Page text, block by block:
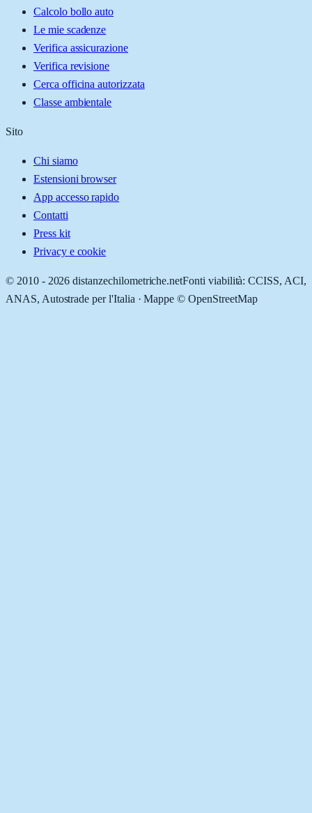
Calcolo bollo auto
Le mie scadenze
Verifica assicurazione
Verifica revisione
Cerca officina autorizzata
Classe ambientale
Sito
Chi siamo
Estensioni browser
App accesso rapido
Contatti
Press kit
Privacy e cookie
© 2010 - 2026 distanzechilometriche.netFonti viabilità: CCISS, ACI,
ANAS, Autostrade per l'Italia · Mappe © OpenStreetMap